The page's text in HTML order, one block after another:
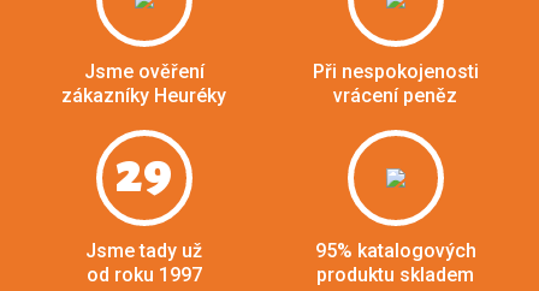
Jsme ověření
zákazníky Heuréky
Při nespokojenosti
vrácení peněz
29
Jsme tady už
od roku 1997
95% katalogových
produktu skladem